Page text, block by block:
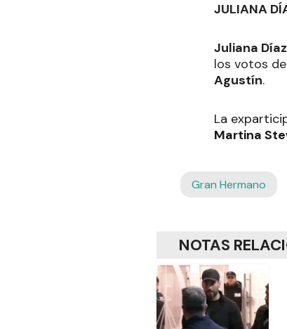
JULIANA
Juliana Díaz
los votos
Agustín.
La
Martina
Gran Hermano
NOTAS